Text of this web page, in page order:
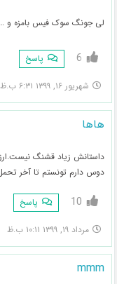
لی جونگ سوک فیس بامزه و
6 پاسخ
شهریور ۱۶, ۱۳۹۹ ۶:۳۱ ب.ظ
هاها
داستانش زیاد قشنگ
دوس دارم تونستم تا آخر
10 پاسخ
مرداد ۱۹, ۱۳۹۹ ۱۰:۱۱ ب.ظ
mmm